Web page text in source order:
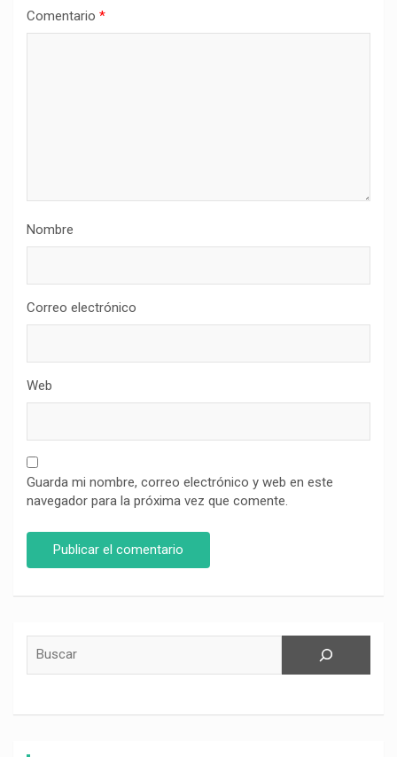
Comentario *
Nombre
Correo electrónico
Web
Guarda mi nombre, correo electrónico y web en este
navegador para la próxima vez que comente.